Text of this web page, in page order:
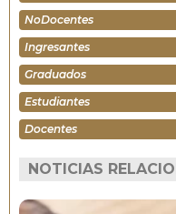
NoDocentes
Ingresantes
Graduados
Estudiantes
Docentes
NOTICIAS